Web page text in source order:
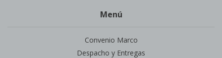
Menú
Convenio Marco
Despacho y Entregas